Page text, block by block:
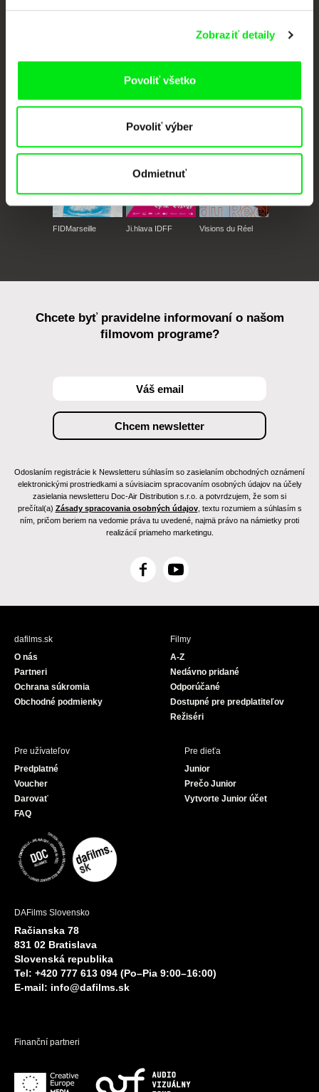
Zobraziť detaily
Povoliť všetko
Povoliť výber
Odmietnuť
Against Gravity
FIDMarseille Ji.hlava IDFF Visions du Réel
Chcete byť pravidelne informovaní o našom
filmovom programe?
Odoslaním registrácie k Newsletteru súhlasím so zasielaním obchodných oznámení
elektronickými prostriedkami a súvisiacim spracovaním osobných údajov na účely
zasielania newsletteru Doc-Air Distribution s.r.o. a potvrdzujem, že som si
prečítal(a) Zásady spracovania osobných údajov, textu rozumiem a súhlasím s
ním, pričom beriem na vedomie práva tu uvedené, najmä právo na námietky proti
realizácií priameho marketingu.
F
c
Y
u
e
dafilms.sk
O nás
Partneri
Ochrana súkromia
Obchodné podmienky
Filmy
A-Z
Nedávno pridané
Odporúčané
Dostupné pre predplatiteľov
Režiséri
Pre užívateľov
Predplatné
Voucher
Darovať
FAQ
Pre dieťa
Junior
Prečo Junior
Vytvorte Junior účet
DAFilms Slovensko
Račianska 78
831 02 Bratislava
Slovenská republika
Tel: +420 777 613 094 (Po–Pia 9:00–16:00)
E-mail: info@dafilms.sk
Finanční partneri